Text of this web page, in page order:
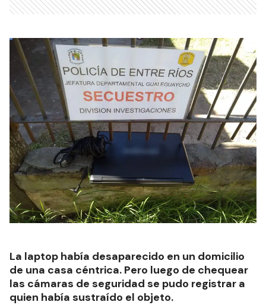
La laptop había desaparecido en un domicilio
de una casa céntrica. Pero luego de chequear
las cámaras de seguridad se pudo registrar a
quien había sustraído el objeto.